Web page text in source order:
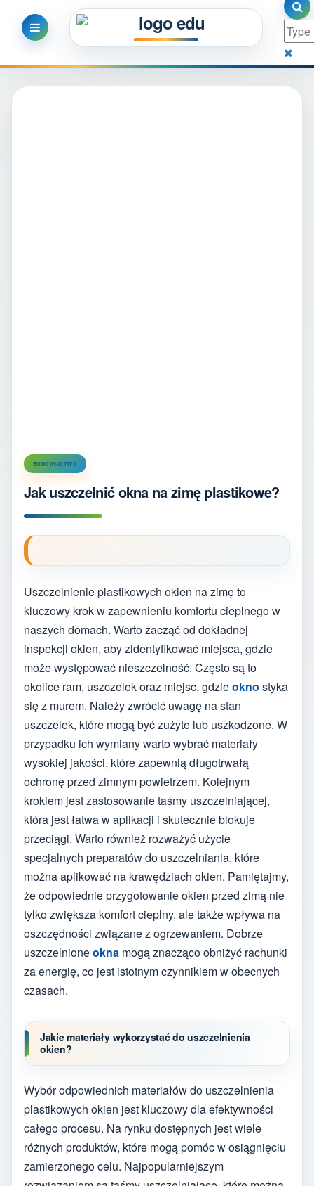
BUDOWNICTWO
Jak uszczelnić okna na zimę plastikowe?
Uszczelnienie plastikowych okien na zimę to
kluczowy krok w zapewnieniu komfortu cieplnego w
naszych domach. Warto zacząć od dokładnej
inspekcji okien, aby zidentyfikować miejsca, gdzie
może występować nieszczelność. Często są to
okolice ram, uszczelek oraz miejsc, gdzieokno styka
się z murem. Należy zwrócić uwagę na stan
uszczelek, które mogą być zużyte lub uszkodzone. W
przypadku ich wymiany warto wybrać materiały
wysokiej jakości, które zapewnią długotrwałą
ochronę przed zimnym powietrzem. Kolejnym
krokiem jest zastosowanie taśmy uszczelniającej,
która jest łatwa w aplikacji i skutecznie blokuje
przeciągi. Warto również rozważyć użycie
specjalnych preparatów do uszczelniania, które
można aplikować na krawędziach okien. Pamiętajmy,
że odpowiednie przygotowanie okien przed zimą nie
tylko zwiększa komfort cieplny, ale także wpływa na
oszczędności związane z ogrzewaniem. Dobrze
uszczelnioneokna mogą znacząco obniżyć rachunki
za energię, co jest istotnym czynnikiem w obecnych
czasach.
Jakie materiały wykorzystać do uszczelnienia
okien?
Wybór odpowiednich materiałów do uszczelnienia
plastikowych okien jest kluczowy dla efektywności
całego procesu. Na rynku dostępnych jest wiele
różnych produktów, które mogą pomóc w osiągnięciu
zamierzonego celu. Najpopularniejszym